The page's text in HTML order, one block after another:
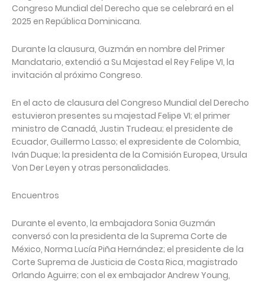
Congreso Mundial del Derecho que se celebrará en el
2025 en República Dominicana.
Durante la clausura, Guzmán en nombre del Primer
Mandatario, extendió a Su Majestad el Rey Felipe VI, la
invitación al próximo Congreso.
En el acto de clausura del Congreso Mundial del Derecho
estuvieron presentes su majestad Felipe VI; el primer
ministro de Canadá, Justin Trudeau; el presidente de
Ecuador, Guillermo Lasso; el expresidente de Colombia,
Iván Duque; la presidenta de la Comisión Europea, Ursula
Von Der Leyen y otras personalidades.
Encuentros
Durante el evento, la embajadora Sonia Guzmán
conversó con la presidenta de la Suprema Corte de
México, Norma Lucía Piña Hernández; el presidente de la
Corte Suprema de Justicia de Costa Rica, magistrado
Orlando Aguirre; con el ex embajador Andrew Young,